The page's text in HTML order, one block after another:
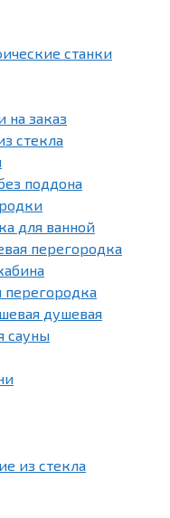
станки
заказ
стекла
поддона
для ванной
перегородка
перегородка
душевая
сауны
из стекла